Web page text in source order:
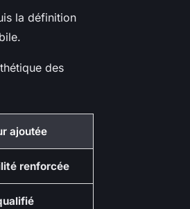
la définition
des
ajoutée
renforcée